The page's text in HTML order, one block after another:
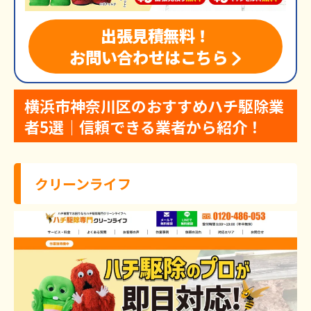
出張見積無料！
お問い合わせはこちら
横浜市神奈川区のおすすめハチ駆除業
者5選｜信頼できる業者から紹介！
クリーンライフ